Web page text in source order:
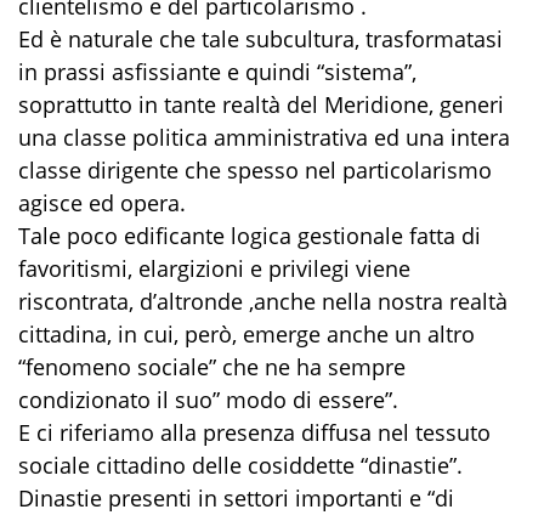
clientelismo e del particolarismo .
Ed è naturale che tale subcultura, trasformatasi
in prassi asfissiante e quindi “sistema”,
soprattutto in tante realtà del Meridione, generi
una classe politica amministrativa ed una intera
classe dirigente che spesso nel particolarismo
agisce ed opera.
Tale poco edificante logica gestionale fatta di
favoritismi, elargizioni e privilegi viene
riscontrata, d’altronde ,anche nella nostra realtà
cittadina, in cui, però, emerge anche un altro
“fenomeno sociale” che ne ha sempre
condizionato il suo” modo di essere”.
E ci riferiamo alla presenza diffusa nel tessuto
sociale cittadino delle cosiddette “dinastie”.
Dinastie presenti in settori importanti e “di